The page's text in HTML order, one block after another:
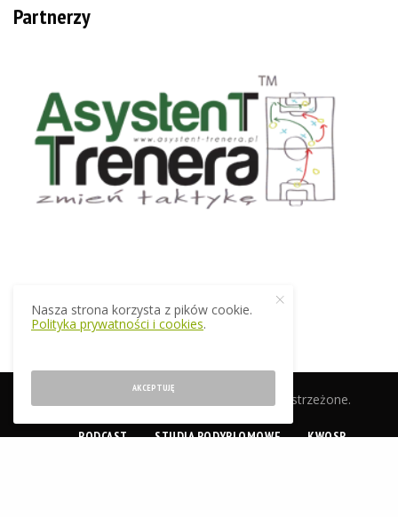
Partnerzy
© 2019 EkstraTrener.pl. Wszelkie prawa zastrzeżone.
PODCAST STUDIA PODYPLOMOWE KWOSP
Nasza strona korzysta z pików cookie.
Polityka prywatności i cookies.
AKCEPTUJĘ